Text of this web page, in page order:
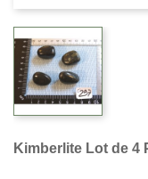
Kimberlite Lot de 4